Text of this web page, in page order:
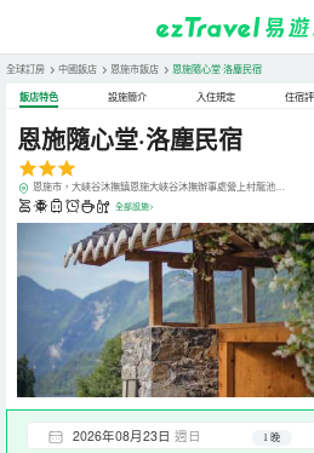
全球訂房 > 中國飯店 > 恩施市飯店 > 恩施隨心堂·洛塵民宿
飯店特色 設施簡介 入住規定 住宿
恩施隨心堂·洛塵民宿
恩施市，大峽谷沐撫鎮恩施大峽谷沐撫辦事處營上村龍池組餘家組8號
全部設施>
2026年08月23日 週日 1 晚